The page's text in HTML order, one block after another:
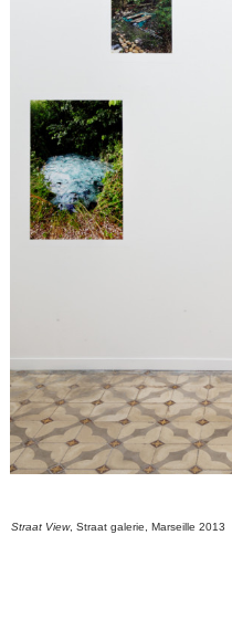
Straat View, Straat galerie, Marseille 2013